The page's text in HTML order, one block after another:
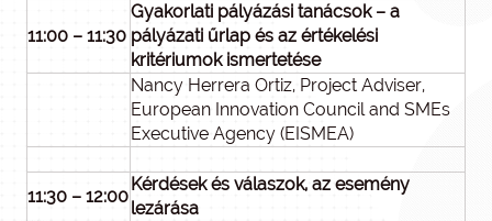
11:00 – 11:30
Gyakorlati pályázási tanácsok – a
pályázati űrlap és az értékelési
kritériumok ismertetése
Nancy Herrera Ortiz, Project Adviser,
European Innovation Council and SMEs
Executive Agency (EISMEA)
11:30 – 12:00
Kérdések és válaszok, az esemény
lezárása